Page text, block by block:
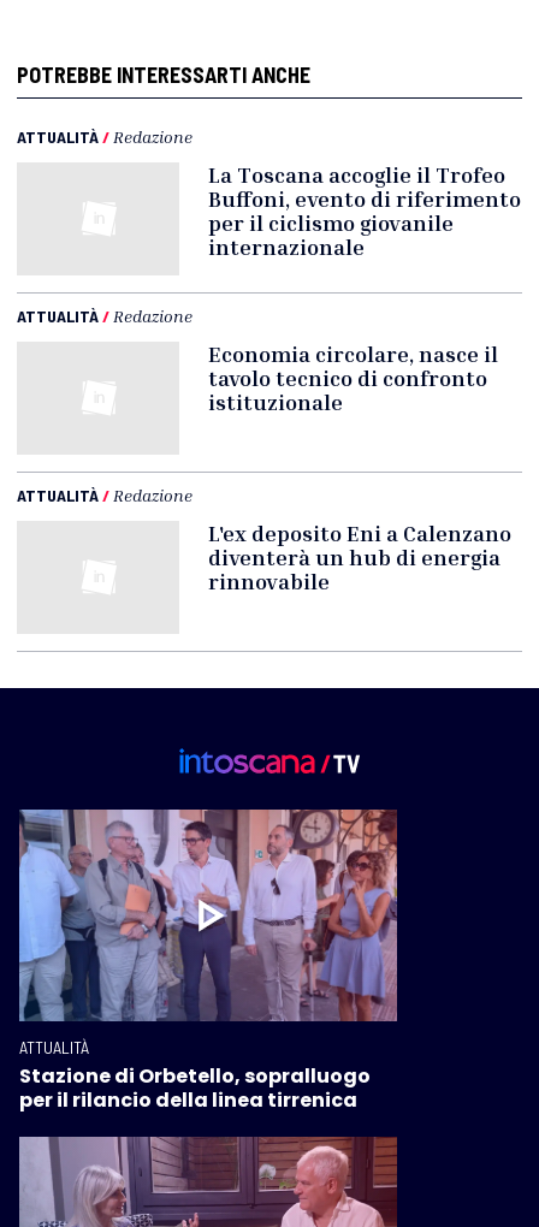
POTREBBE INTERESSARTI ANCHE
ATTUALITÀ/ Redazione
La Toscana accoglie il Trofeo
Buffoni, evento di riferimento
per il ciclismo giovanile
internazionale
ATTUALITÀ/ Redazione
Economia circolare, nasce il
tavolo tecnico di confronto
istituzionale
ATTUALITÀ/ Redazione
L'ex deposito Eni a Calenzano
diventerà un hub di energia
rinnovabile
ATTUALITÀ
Stazione di Orbetello, sopralluogo
per il rilancio della linea tirrenica